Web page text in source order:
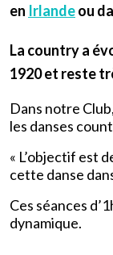
en Irlandeou
La country a
1920 et reste
Dans notre
les danses
« L’objectif est
cette danse
Ces séances
dynamique.